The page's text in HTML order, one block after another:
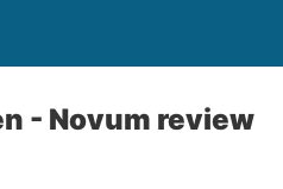
- Novum review